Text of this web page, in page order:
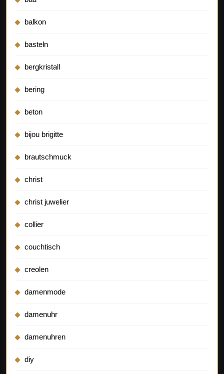
balkon
basteln
bergkristall
bering
beton
bijou brigitte
brautschmuck
christ
christ juwelier
collier
couchtisch
creolen
damenmode
damenuhr
damenuhren
diy